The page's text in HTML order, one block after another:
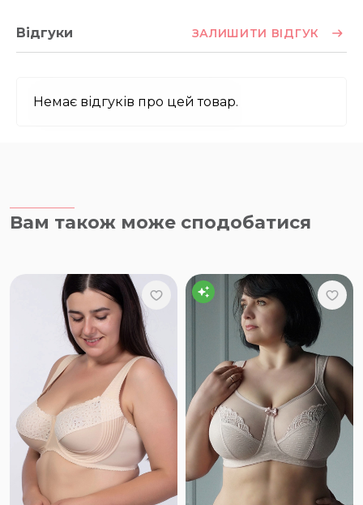
Відгуки ЗАЛИШИТИ ВІДГУК
Немає відгуків про цей товар.
Вам також може сподобатися